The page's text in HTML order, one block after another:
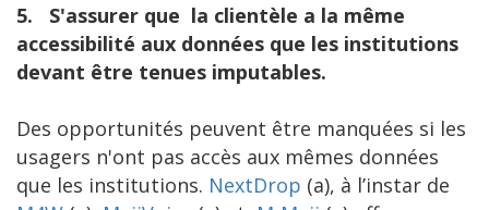
5.
S'assurer que la clientèle a la même
accessibilité aux données que les institutions
devant être tenues imputables.
Des opportunités peuvent être manquées si les
usagers n'ont pas accès aux mêmes données
que les institutions. NextDrop (a), à l’instar de